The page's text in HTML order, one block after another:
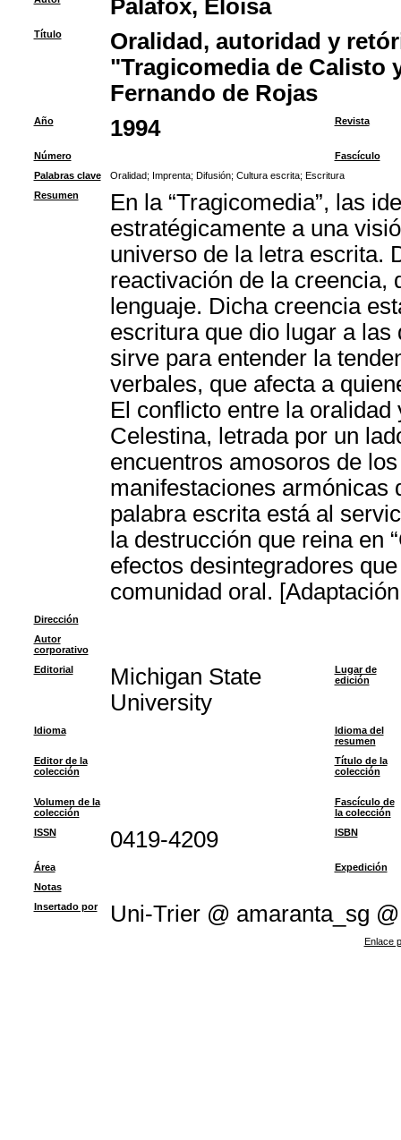
Palafox, Eloísa
Título
Oralidad, autoridad y
"Tragicomedia de Calisto
Fernando de Rojas
Año 1994 Revista
Número
Fascículo
Palabras clave
Oralidad; Imprenta; Difusión; Cultura escrita; Escritura
Resumen
En la “Tragicomedia”, las
estratégicamente a una
universo de la letra escrita.
reactivación de la creencia,
lenguaje. Dicha creencia
escritura que dio lugar a
sirve para entender la
verbales, que afecta a
El conflicto entre la
Celestina, letrada por un
encuentros amosoros de
manifestaciones armónicas
palabra escrita está al
la destrucción que reina en
efectos desintegradores
comunidad oral.
Dirección
Autor
corporativo
Editorial
Michigan State
University
Lugar de
edición
Idioma
Idioma del
resumen
Editor de la
colección
Título de la
colección
Volumen de la
colección
Fascículo de
la colección
ISSN
0419-4209 ISBN
Área
Expedición
Notas
Insertado por
Uni-Trier @ amaranta_sg @
Enlace